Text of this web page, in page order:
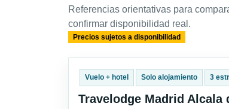
Referencias orientativas para
confirmar disponibilidad real.
Precios sujetos a disponibilidad
Vuelo + hotel Solo alojamiento 3
Travelodge Madrid Alcala